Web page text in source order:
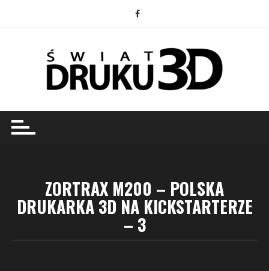
ZORTRAX M200 – POLSKA
DRUKARKA 3D NA KICKSTARTERZE
– 3